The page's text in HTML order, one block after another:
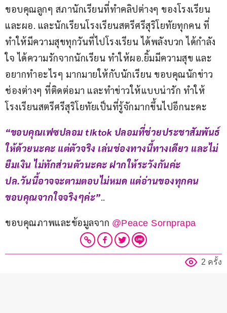
ขอบคุณลูกๆ สภานักเรียนที่ทำคลิปต่างๆ ของโรงเรียน
และผอ. และนักเรียนโรงเรียนสตรีศรีสุริโยทัยทุกคน ที่
ทำให้มีความสุขทุกวันที่ไปโรงเรียน ได้พลังบวก ได้กำลัง
ใจ ได้ความรักจากนักเรียน ทำให้ผอ.ยิ้มมีความสุข และ
อยากทำอะไรๆ มากมายให้กับนักเรียน ขอบคุณนักข่าว
ช่องต่างๆ ที่ติดต่อมา และทำข่าวให้แบบน่ารัก ทำให้
โรงเรียนสตรีศรีสุริโยทัยเป็นที่รู้จักมากขึ้นไปอีกนะคะ
“ขอบคุณเฟซปลอม tiktok ปลอมที่ช่วยประชาสัมพันธ์
ให้ด้วยนะคะ แต่ตัวจริง เล่นช่องทางนี้ทางเดียว และไม่
ยืมเงิน ไม่ทักส่วนตัวนะคะ ฝากให้ระวังกันค่ะ
ปล.วันนี้อาจจะตามตอบไม่หมด แต่อ่านของทุกคน
ขอบคุณจากใจจริงๆค่ะ”..
ขอบคุณภาพและข้อมูลจาก @Peace Sornprapa
2 ครั้ง